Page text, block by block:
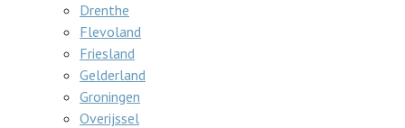
Drenthe
Flevoland
Friesland
Gelderland
Groningen
Overijssel